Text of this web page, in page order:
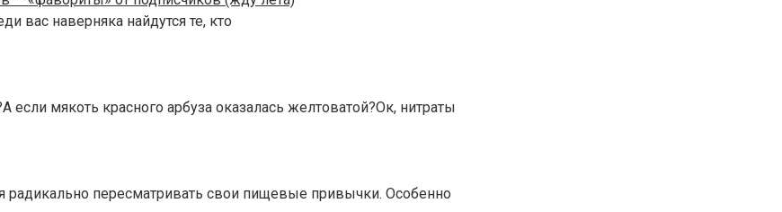
вас наверняка найдутся те, кто
мякоть красного арбуза оказалась желтоватой?Ок, нитраты
радикально пересматривать свои пищевые привычки. Особенно